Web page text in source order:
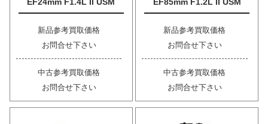
新品参考買取価格
お問合せ下さい
中古参考買取価格
お問合せ下さい
新品参考買取価格
お問合せ下さい
中古参考買取価格
お問合せ下さい